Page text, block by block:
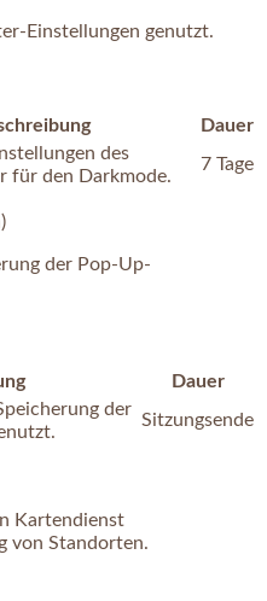
Einstellungen genutzt.
Dauer
des
für den Darkmode.
7 Tage
der Pop-Up-
Dauer
der
Sitzungsende
Kartendienst
von Standorten.